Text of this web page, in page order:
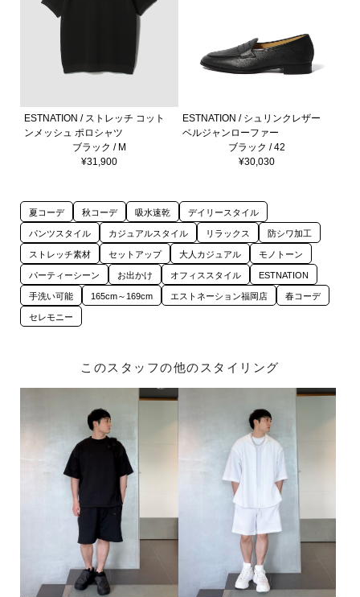
ESTNATION / ストレッチ コット
ンメッシュ ポロシャツ
ブラック / M
¥31,900
ESTNATION / シュリンクレザー
ベルジャンローファー
ブラック / 42
¥30,030
夏コーデ 秋コーデ 吸水速乾 デイリースタイル
パンツスタイル カジュアルスタイル リラックス 防シワ加工
ストレッチ素材 セットアップ 大人カジュアル モノトーン
パーティーシーン お出かけ オフィススタイル ESTNATION
手洗い可能 165cm～169cm エストネーション福岡店 春コーデ
セレモニー
このスタッフの他のスタイリング